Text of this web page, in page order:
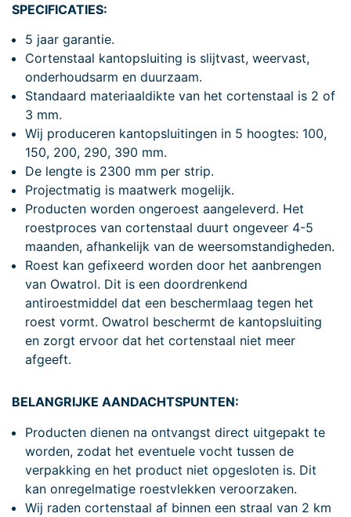
SPECIFICATIES:
5 jaar garantie.
Cortenstaal kantopsluiting is slijtvast, weervast,
onderhoudsarm en duurzaam.
Standaard materiaaldikte van het cortenstaal is 2 of
3 mm.
Wij produceren kantopsluitingen in 5 hoogtes: 100,
150, 200, 290, 390 mm.
De lengte is 2300 mm per strip.
Projectmatig is maatwerk mogelijk.
Producten worden ongeroest aangeleverd. Het
roestproces van cortenstaal duurt ongeveer 4-5
maanden, afhankelijk van de weersomstandigheden.
Roest kan gefixeerd worden door het aanbrengen
van Owatrol. Dit is een doordrenkend
antiroestmiddel dat een beschermlaag tegen het
roest vormt. Owatrol beschermt de kantopsluiting
en zorgt ervoor dat het cortenstaal niet meer
afgeeft.
BELANGRIJKE AANDACHTSPUNTEN:
Producten dienen na ontvangst direct uitgepakt te
worden, zodat het eventuele vocht tussen de
verpakking en het product niet opgesloten is. Dit
kan onregelmatige roestvlekken veroorzaken.
Wij raden cortenstaal af binnen een straal van 2 km